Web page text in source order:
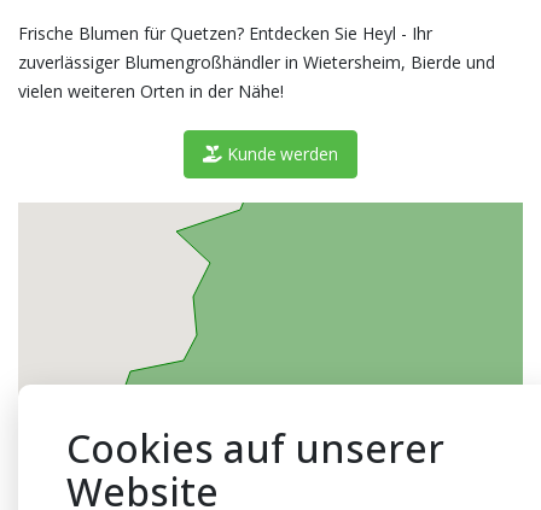
Frische Blumen für Quetzen? Entdecken Sie Heyl - Ihr
zuverlässiger Blumengroßhändler in Wietersheim, Bierde und
vielen weiteren Orten in der Nähe!
Kunde werden
Cookies auf unserer
Website